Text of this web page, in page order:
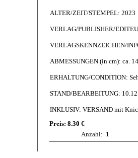
ALTER/ZEIT/STEMPEL: 2023
VERLAG/PUBLISHER/
VERLAGSKENNZEICHEN/
ABMESSUNGEN (in cm): ca.
ERHALTUNG/CONDITION:
STAND/BEARBEITUNG:
INKLUSIV: VERSAND mit
Preis: 8.30 €
Anzahl: 1